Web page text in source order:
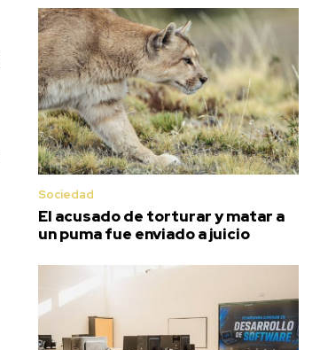
Sociedad
El acusado de torturar y matar a
un puma fue enviado a juicio